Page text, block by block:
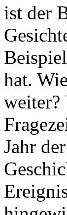
ist der
hat.
weiter?
Jahr